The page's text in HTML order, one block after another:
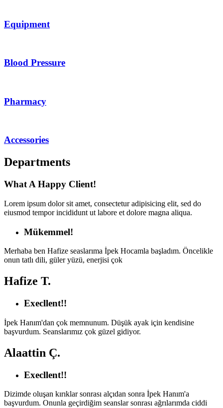
Equipment
Blood Pressure
Pharmacy
Accessories
Departments
What A Happy Client!
Lorem ipsum dolor sit amet, consectetur adipisicing elit, sed do
eiusmod tempor incididunt ut labore et dolore magna aliqua.
Mükemmel!
Merhaba ben Hafize seaslarıma İpek Hocamla başladım. Öncelikle
onun tatlı dili, güler yüzü, enerjisi çok
Hafize T.
Execllent!!
İpek Hanım'dan çok memnunum. Düşük ayak için kendisine
başvurdum. Seanslarımız çok güzel gidiyor.
Alaattin Ç.
Execllent!!
Dizimde oluşan kırıklar sonrası alçıdan sonra İpek Hanım'a
başvurdum. Onunla geçirdiğim seanslar sonrası ağrılarımda ciddi